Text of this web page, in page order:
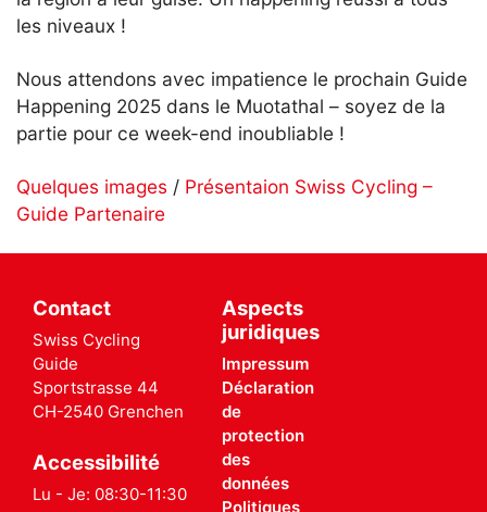
les niveaux !
Nous attendons avec impatience le prochain Guide
Happening 2025 dans le Muotathal – soyez de la
partie pour ce week-end inoubliable !
Quelques images / Présentaion Swiss Cycling –
Guide Partenaire
Contact
Swiss Cycling
Guide
Sportstrasse 44
CH-2540 Grenchen
Accessibilité
Lu - Je: 08:30-11:30
Aspects
juridiques
Impressum
Déclaration
de
protection
des
données
Politiques